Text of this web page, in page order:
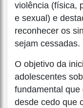
violência (física,
e sexual) e
reconhecer os
sejam cessadas.
O objetivo da
adolescentes
fundamental que
desde cedo que